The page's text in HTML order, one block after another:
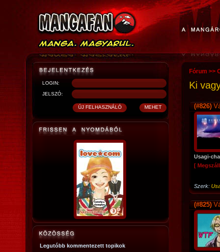
LOGIN:
JELSZÓ:
Legutóbb kommentezett topikok
Fórum >>
Ki
(#826)
Usagi-
[
Szerk:
(#825)